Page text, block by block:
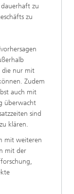
dauerhaft zu
zu
die nur mit
Zudem
auch mit
überwacht
sind
klären.
mit weiteren
mit der